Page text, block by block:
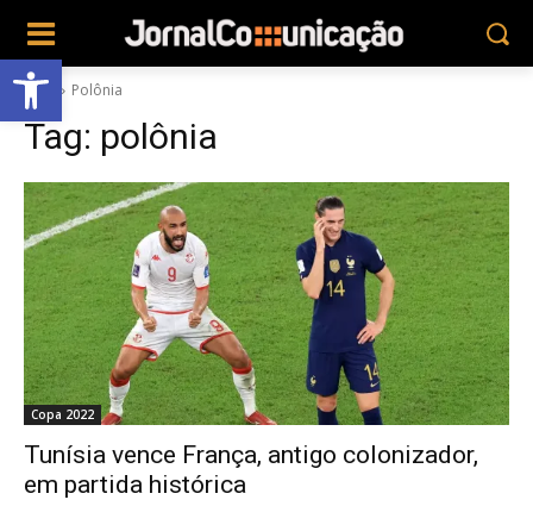
Abrir a barra de ferramentas
Tags Polônia
Tag: polônia
Copa 2022
Tunísia vence França, antigo colonizador,
em partida histórica